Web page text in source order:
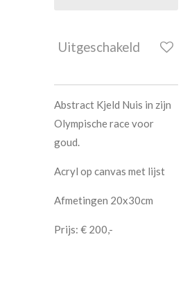
Uitgeschakeld
Abstract Kjeld Nuis in zijn
Olympische race voor
goud.
Acryl op canvas met lijst
Afmetingen 20x30cm
Prijs: € 200,-